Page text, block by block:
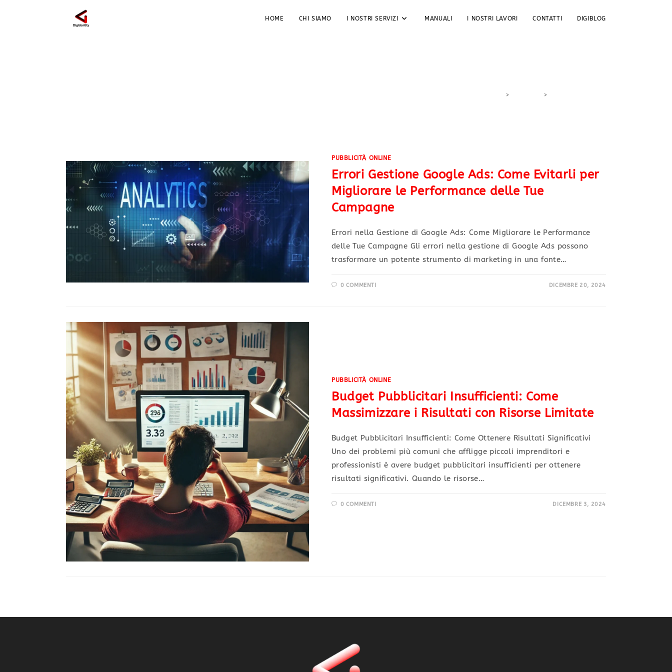
HOME CHI SIAMO I NOSTRI SERVIZI MANUALI I NOSTRI LAVORI CONTATTI DIGIBLOG
> >
PUBBLICITÀ ONLINE
Errori Gestione Google Ads: Come Evitarli per
Migliorare le Performance delle Tue
Campagne
Errori nella Gestione di Google Ads: Come Migliorare le Performance
delle Tue Campagne Gli errori nella gestione di Google Ads possono
trasformare un potente strumento di marketing in una fonte…
0 COMMENTI DICEMBRE 20, 2024
PUBBLICITÀ ONLINE
Budget Pubblicitari Insufficienti: Come
Massimizzare i Risultati con Risorse Limitate
Budget Pubblicitari Insufficienti: Come Ottenere Risultati Significativi
Uno dei problemi più comuni che affligge piccoli imprenditori e
professionisti è avere budget pubblicitari insufficienti per ottenere
risultati significativi. Quando le risorse…
0 COMMENTI DICEMBRE 3, 2024